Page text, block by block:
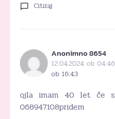
Citiraj
Anonimno 8654
12.04.2024 ob 04:46
ob 16:43
ojla imam 40 let če
068947108pridem